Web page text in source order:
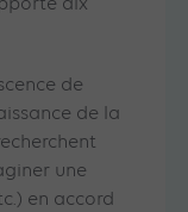
dix
de
de la
une
en accord